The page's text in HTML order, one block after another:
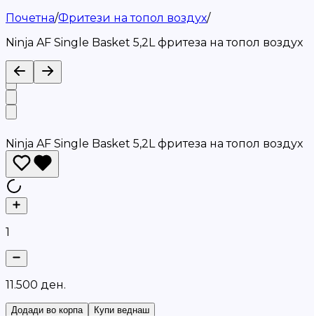
Почетна/Фритези на топол воздух/
Ninja AF Single Basket 5,2L фритеза на топол воздух
Ninja AF Single Basket 5,2L фритеза на топол воздух
1
11.500 ден.
Додади во корпа Купи веднаш